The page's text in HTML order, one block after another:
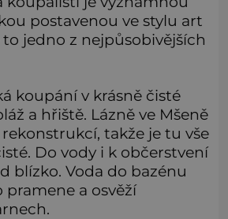
postavenou ve stylu art
jedno z nejpůsobivějších
koupání v krásně čisté
a hřiště. Lázně ve Mšeně
takže je tu vše
Do vody i k občerstvení
blízko. Voda do bazénu
pramene a osvěží